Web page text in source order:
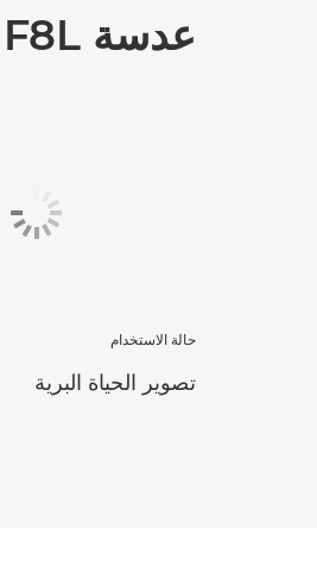
عدسة RF 1200mm F8L من Canon مثالية لـ
حالة الاستخدام
تصوير الحياة البرية